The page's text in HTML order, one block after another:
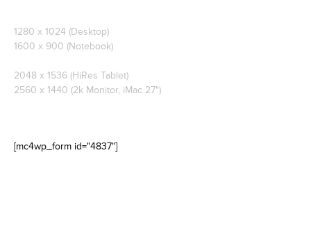
1280 x 1024 (Desktop)
1600 x 900 (Notebook)
2048 x 1536 (HiRes Tablet)
2560 x 1440 (2k Monitor, iMac 27")
[mc4wp_form id="4837"]